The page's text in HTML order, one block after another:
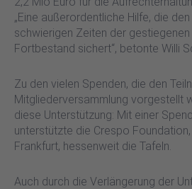
„Eine außerordentliche Hilfe, die
schwierigen Zeiten der
Fortbestand sichert“, betonte Willi
Zu den vielen Spenden, die den
Mitgliederversammlung vorgestellt
diese Unterstützung: Mit einer
unterstützte die Crespo
Frankfurt, hessenweit die Tafeln.
Auch durch die Verlängerung der